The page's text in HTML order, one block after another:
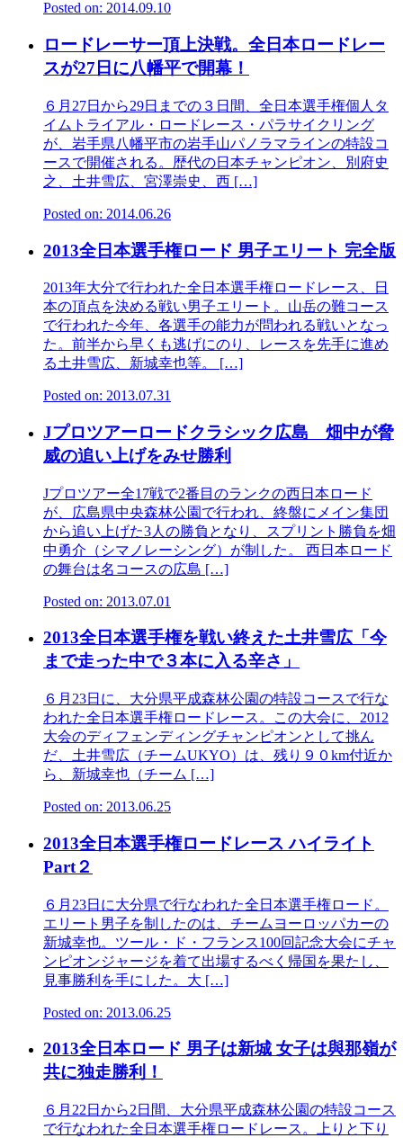
Posted on: 2014.09.10
ロードレーサー頂上決戦。全日本ロードレー
スが27日に八幡平で開幕！
６月27日から29日までの３日間、全日本選手権個人タ
イムトライアル・ロードレース・パラサイクリング
が、岩手県八幡平市の岩手山パノラマラインの特設コ
ースで開催される。歴代の日本チャンピオン、別府史
之、土井雪広、宮澤崇史、西 […]
Posted on: 2014.06.26
2013全日本選手権ロード 男子エリート 完全版
2013年大分で行われた全日本選手権ロードレース、日
本の頂点を決める戦い男子エリート。山岳の難コース
で行われた今年、各選手の能力が問われる戦いとなっ
た。前半から早くも逃げにのり、レースを先手に進め
る土井雪広、新城幸也等。 […]
Posted on: 2013.07.31
Jプロツアーロードクラシック広島 畑中が脅
威の追い上げをみせ勝利
Jプロツアー全17戦で2番目のランクの西日本ロード
が、広島県中央森林公園で行われ、終盤にメイン集団
から追い上げた3人の勝負となり、スプリント勝負を畑
中勇介（シマノレーシング）が制した。 西日本ロード
の舞台は名コースの広島 […]
Posted on: 2013.07.01
2013全日本選手権を戦い終えた土井雪広「今
まで走った中で３本に入る辛さ」
６月23日に、大分県平成森林公園の特設コースで行な
われた全日本選手権ロードレース。この大会に、2012
大会のディフェンディングチャンピオンとして挑ん
だ、土井雪広（チームUKYO）は、残り９０km付近か
ら、新城幸也（チーム […]
Posted on: 2013.06.25
2013全日本選手権ロードレース ハイライト
Part２
６月23日に大分県で行なわれた全日本選手権ロード。
エリート男子を制したのは、チームヨーロッパカーの
新城幸也。ツール・ド・フランス100回記念大会にチャ
ンピオンジャージを着て出場するべく帰国を果たし、
見事勝利を手にした。大 […]
Posted on: 2013.06.25
2013全日本ロード 男子は新城 女子は與那嶺が
共に独走勝利！
６月22日から2日間、大分県平成森林公園の特設コース
で行なわれた全日本選手権ロードレース。上りと下り